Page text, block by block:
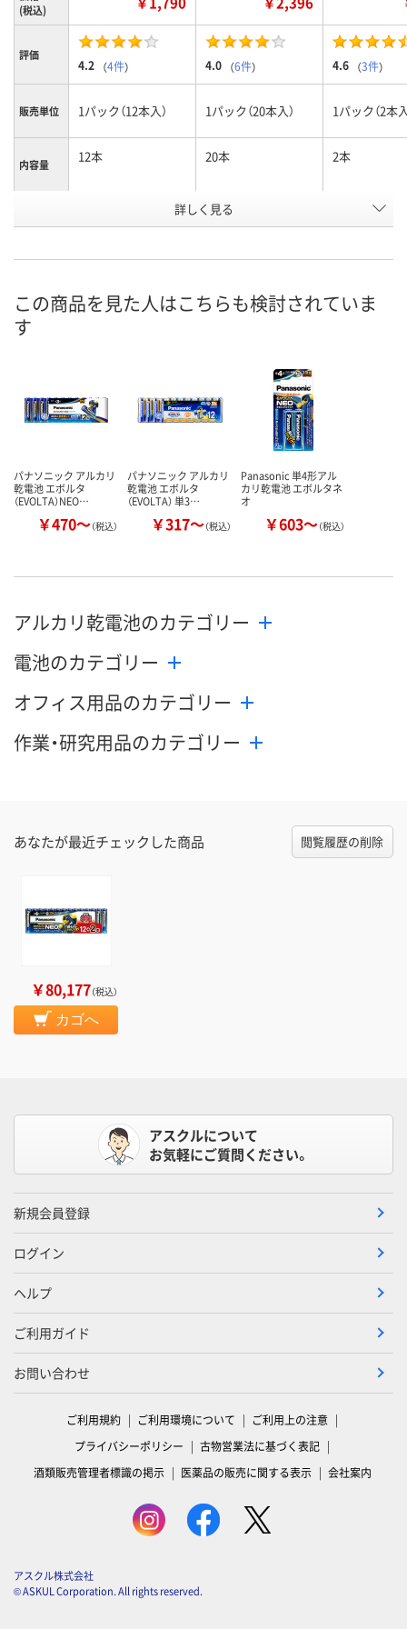
(税込)
評価
4.2 （4件） 4.0 （6件） 4.6 （3件）
販売単位 1パック（12本入） 1パック（20本入） 1パック（2本
内容量 12本 20本 2本
5108491 5108508
カゴへ
詳しく見る
この商品を見た人はこちらも検討されていま
す
パナソニック アルカリ
乾電池 エボルタ
（EVOLTA）NEO…
￥470～（税込）
パナソニック アルカリ
乾電池 エボルタ
（EVOLTA） 単3…
￥317～（税込）
Panasonic 単4形アル
カリ乾電池 エボルタネ
オ
￥603～（税込）
アルカリ乾電池のカテゴリー
電池のカテゴリー
オフィス用品のカテゴリー
作業・研究用品のカテゴリー
あなたが最近チェックした商品 閲覧履歴の削除
￥80,177（税込）
カゴへ
アスクルについて
お気軽にご質問ください。
新規会員登録
ログイン
ヘルプ
ご利用ガイド
お問い合わせ
ご利用規約 ご利用環境について
ご利用上の注意
プライバシーポリシー
古物営業法に基づく表記
酒類販売管理者標識の掲示
医薬品の販売に関する表示 会社案内
アスクル株式会社
© ASKUL Corporation. All rights reserved.